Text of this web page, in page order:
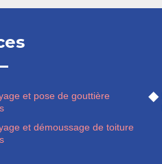
et pose de gouttière
et démoussage de toiture